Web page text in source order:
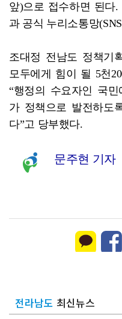
앞)으로 접수하면 된다
과 공식 누리소통망
조대정 전남도 정책기
모두에게 힘이 될 5천
“행정의 수요자인 국
가 정책으로 발전하도
다”고 당부했다.
문주현 기자
전라남도 최신뉴스